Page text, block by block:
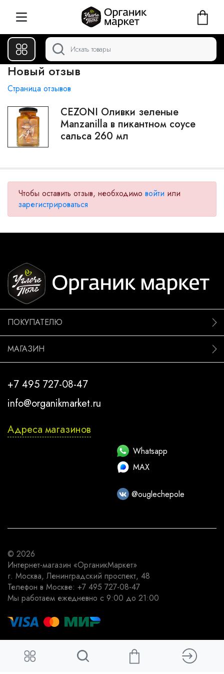
Новый отзыв
Страница отзывов
CEZONI Оливки зеленые
Manzanilla в пикантном соусе
сальса 260 мл
Чтобы оставить отзыв, необходимо войти или
зарегистрироваться
ПОКУПАТЕЛЮ
МАГАЗИН
+7 495 727-08-47
info@organikmarket.ru
Адреса магазинов
Whatsapp
MAX
@ouglechepole
© 2026
Интернет-магазин «ОрганикМаркет»
г. Москва, Ленинградский проспект, 48
Телефон в Москве: +7 495 727-08-47
Мы работаем ежедневно с 9:00 до 21:00